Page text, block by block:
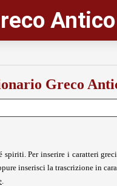
Antico
Greco
spiriti. Per inserire i caratteri
inserisci la trascrizione in
.